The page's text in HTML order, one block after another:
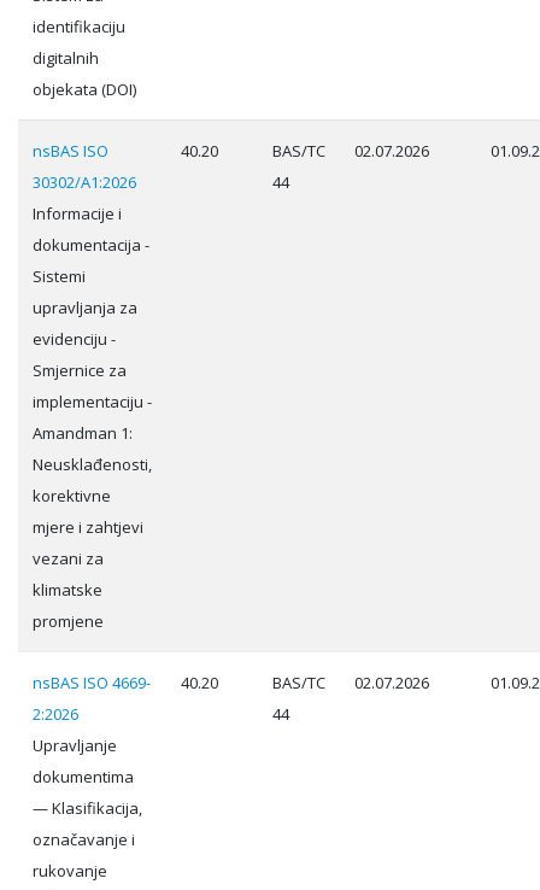
identifikaciju
digitalnih
objekata (DOI)
nsBAS ISO
30302/A1:2026
Informacije i
dokumentacija -
Sistemi
upravljanja za
evidenciju -
Smjernice za
implementaciju -
Amandman 1:
Neusklađenosti,
korektivne
mjere i zahtjevi
vezani za
klimatske
promjene
40.20
BAS/TC
44
02.07.2026
nsBAS ISO 4669-
2:2026
Upravljanje
dokumentima
— Klasifikacija,
označavanje i
rukovanje
40.20
BAS/TC
44
02.07.2026